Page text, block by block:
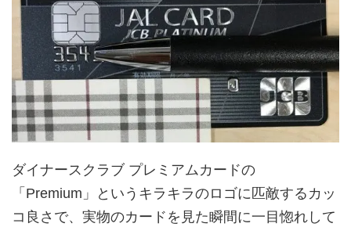
ダイナースクラブ プレミアムカードの
「Premium」というキラキラのロゴに匹敵するカッ
コ良さで、実物のカードを見た瞬間に一目惚れして